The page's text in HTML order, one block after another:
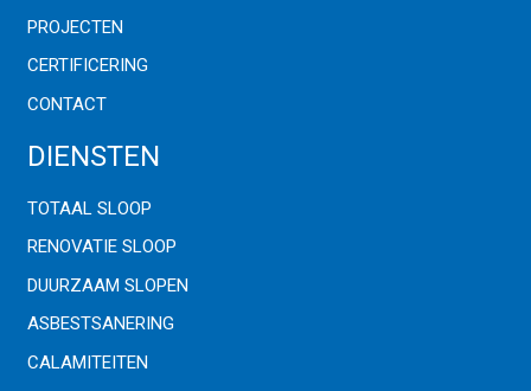
PROJECTEN
CERTIFICERING
CONTACT
DIENSTEN
TOTAAL SLOOP
RENOVATIE SLOOP
DUURZAAM SLOPEN
ASBESTSANERING
CALAMITEITEN